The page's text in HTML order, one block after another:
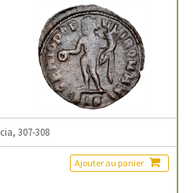
307-308
Ajouter au panier